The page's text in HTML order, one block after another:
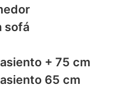
sofá
+ 75 cm
65 cm